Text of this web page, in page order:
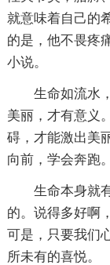
就意味着自己的
的是，他不畏疼
小说。
生命如流水，
美丽，才有意义
碍，才能激出美
向前，学会奔跑。
生命本身就有
的。说得多好啊
可是，只要我们
所未有的喜悦。